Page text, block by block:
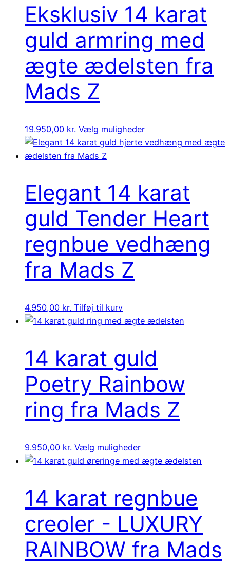
Eksklusiv 14 karat
guld armring med
ægte ædelsten fra
Mads Z
19.950,00 kr. Vælg mulighederDette
vare
Mulighederne
kan
vælges
på
varesiden
Elegant 14 karat
guld Tender Heart
regnbue vedhæng
fra Mads Z
4.950,00 kr. Tilføj til kurv
14 karat guld
Poetry Rainbow
ring fra Mads Z
9.950,00 kr. Vælg muligheder
14 karat regnbue
creoler - LUXURY
RAINBOW fra Mads